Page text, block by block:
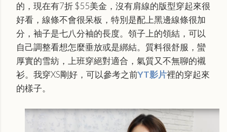
的，現在有7折 $55美金，沒有肩線的版型穿起來很
好看，線條不會很呆板，特別是配上黑邊線條很加
分，袖子是七八分袖的長度。領子上的領結，可以
自己調整看想怎麼垂放或是綁結。質料很舒服，蠻
厚實的雪紡，上班穿絕對適合，氣質又不無聊的襯
衫。我穿XS剛好，可以參考之前YT影片裡的穿起來
的樣子。